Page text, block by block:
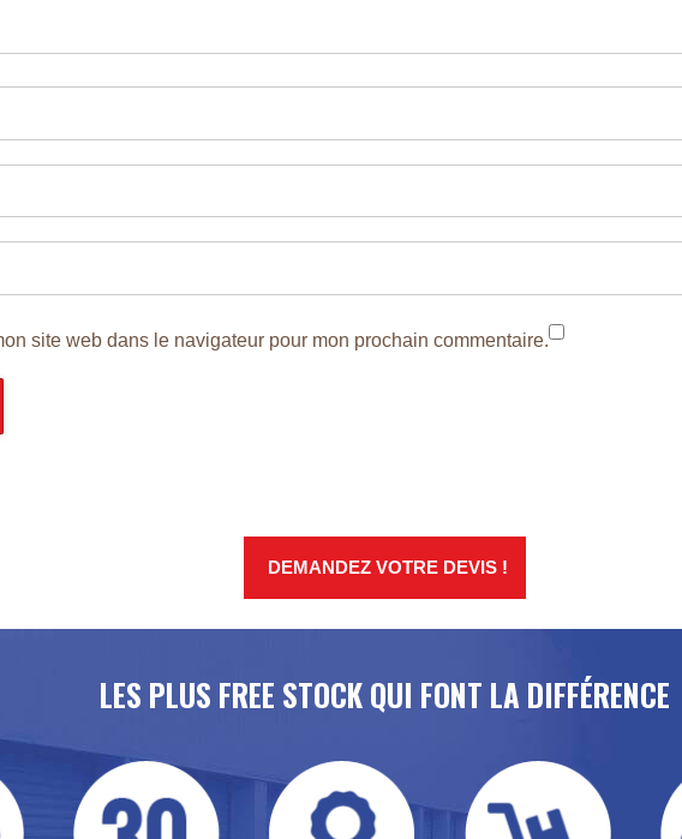
site web dans le navigateur pour mon prochain commentaire.
DEMANDEZ VOTRE DEVIS !
LES PLUS FREE STOCK QUI FONT LA DIFFÉRENCE